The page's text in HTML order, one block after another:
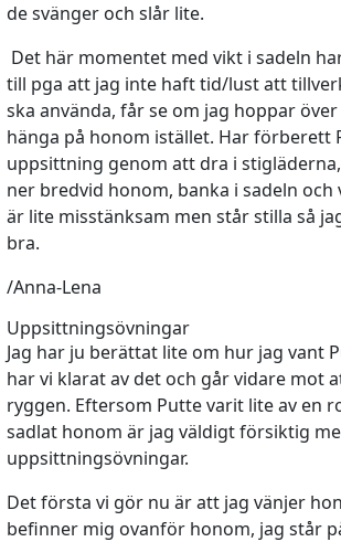
de svänger och slår lite.
Det här momentet med vikt i sadeln
till pga att jag inte haft tid/lust att
ska använda, får se om jag hoppar
hänga på honom istället. Har förberett
uppsittning genom att dra i
ner bredvid honom, banka i sadeln och
är lite misstänksam men står stilla så
bra.
/Anna-Lena
Uppsittningsövningar
Jag har ju berättat lite om hur jag vant
har vi klarat av det och går vidare mot
ryggen. Eftersom Putte varit lite av en
sadlat honom är jag väldigt försiktig
uppsittningsövningar.
Det första vi gör nu är att jag vänjer
befinner mig ovanför honom, jag står